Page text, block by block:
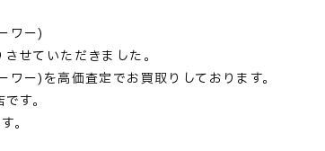
ワー)
ていただきました。
ー)を高価査定でお買取りしております。
す。
。